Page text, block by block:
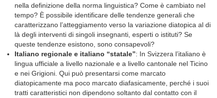
nella definizione della norma linguistica? Come è cambiato nel
tempo? È possibile identificare delle tendenze generali che
caratterizzano l’atteggiamento verso la variazione diatopica al di
là degli interventi di singoli insegnanti, esperti o istituti? Se
queste tendenze esistono, sono consapevoli?
Italiano regionale e italiano “statale”: In Svizzera l’italiano è
lingua ufficiale a livello nazionale e a livello cantonale nel Ticino
e nei Grigioni. Qui può presentarsi come marcato
diatopicamente ma poco marcato diafasicamente, perché i suoi
tratti caratteristici non dipendono soltanto dal contatto con il